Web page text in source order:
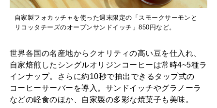
自家製フォカッチャを使った週末限定の「スモークサーモンと
リコッタチーズのオープンサンドイッチ」850円など。
世界各国の名産地からクオリティの高い豆を仕入れ、
自家焙煎したシングルオリジンコーヒーは常時4~5種ラ
インナップ。さらに約10秒で抽出できるタップ式の
コーヒーサーバーを導入。サンドイッチやグラノーラ
などの軽食のほか、自家製の多彩な焼菓子も美味。